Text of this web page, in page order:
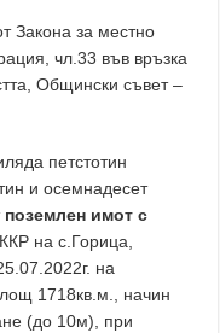
Закона за местно
чл.33 във връзка
Общински съвет –
петстотин
и осемнадесет
поземлен имот с
на с.Горица,
на
1718кв.м., начин
(до 10м), при